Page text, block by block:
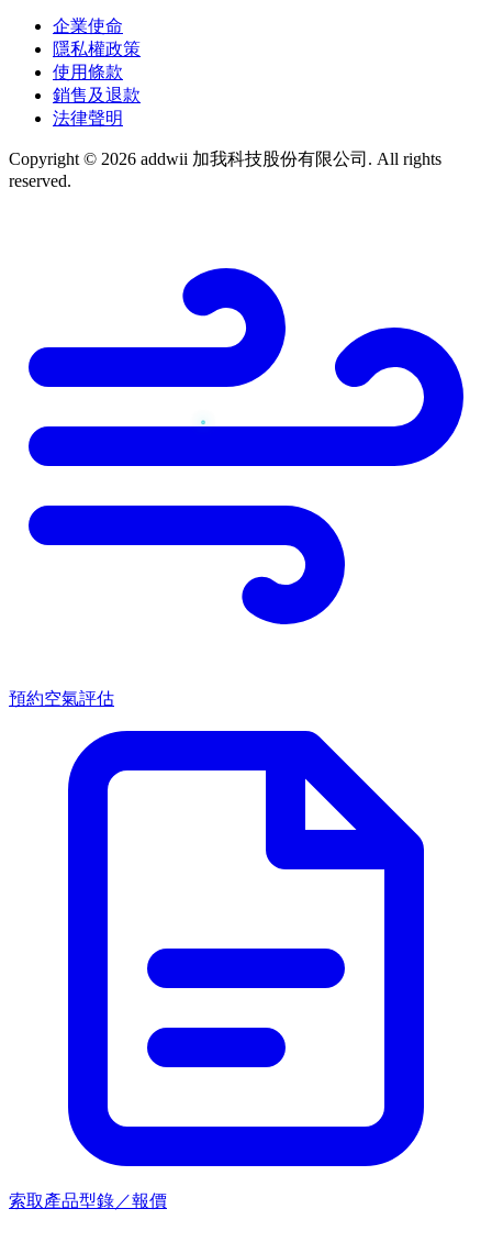
企業使命
隱私權政策
使用條款
銷售及退款
法律聲明
Copyright © 2026 addwii 加我科技股份有限公司. All rights
reserved.
預約空氣評估
索取產品型錄／報價